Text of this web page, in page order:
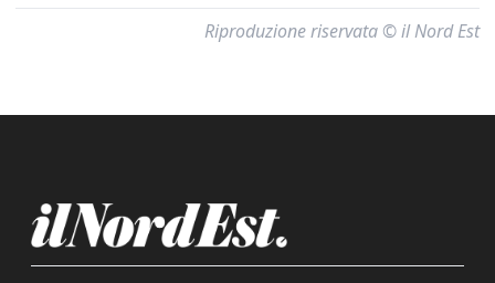
Riproduzione riservata © il Nord Est